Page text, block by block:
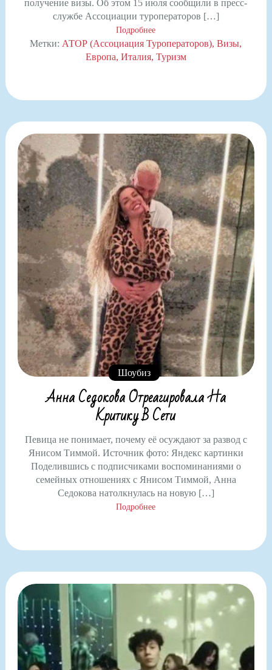
получение визы. Об этом 15 июля сообщили в пресс-
службе Ассоциации туроператоров […]
Подробнее
Метки: АТОР (Ассоциация Туроператоров) Визы
Европа Италия Туризм
Шоубиз
Анна Седокова Отреагировала На
Критику В Сети
Певица не понимает, почему её осуждают за развод с
Янисом Тиммой. Источник фото: Яндекс картинки
Поделившись с подписчиками воспоминаниями о
семейных отношениях с Янисом Тиммой, Анна
Седокова натолкнулась на новую […]
Подробнее